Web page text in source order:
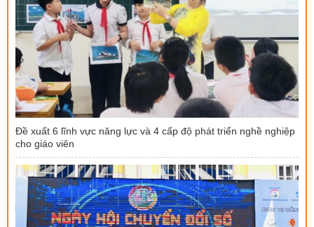
Đề xuất 6 lĩnh vực năng lực và 4 cấp độ phát triển nghề nghiệp
cho giáo viên